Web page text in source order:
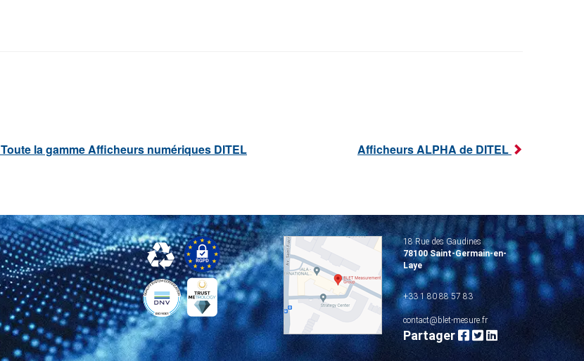
Toute la gamme Afficheurs numériques DITEL Afficheurs ALPHA de DITEL
18 Rue des Gaudines
78100 Saint-Germain-en-
Laye
+33 1 80 88 57 83
contact@blet-mesure.fr
Partager